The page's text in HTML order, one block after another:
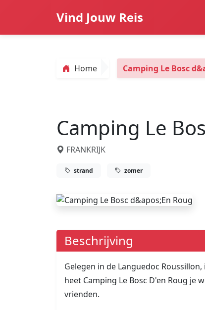
Vind Jouw Reis
Home Camping Le Bosc
Camping Le
FRANKRIJK
strand zomer
Beschrijving
Gelegen in de Languedoc
heet Camping Le Bosc D'en Roug
vrienden.